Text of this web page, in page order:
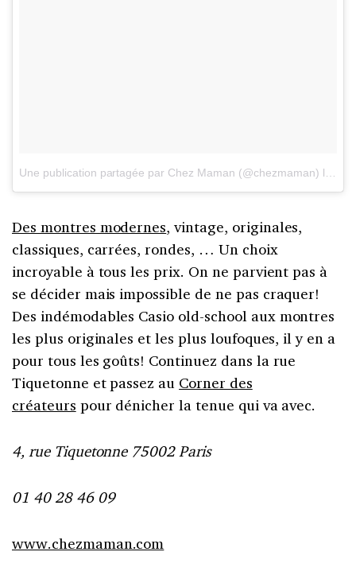
Une publication partagée par Chez Maman (@chezmaman) le 18
Des montres modernes, vintage, originales,
classiques, carrées, rondes, … Un choix
incroyable à tous les prix. On ne parvient pas à
se décider mais impossible de ne pas craquer!
Des indémodables Casio old-school aux montres
les plus originales et les plus loufoques, il y en a
pour tous les goûts! Continuez dans la rue
Tiquetonne et passez au Corner des
créateurs pour dénicher la tenue qui va avec.
4, rue Tiquetonne 75002 Paris
01 40 28 46 09
www.chezmaman.com